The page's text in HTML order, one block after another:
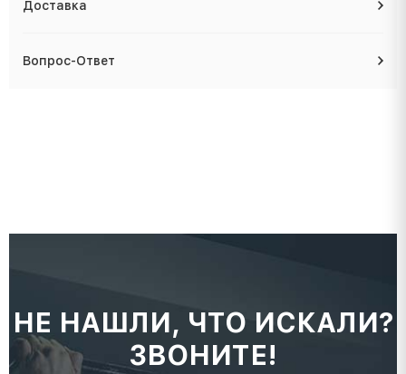
Доставка
Вопрос-Ответ
НЕ НАШЛИ, ЧТО ИСКАЛИ?
ЗВОНИТЕ!